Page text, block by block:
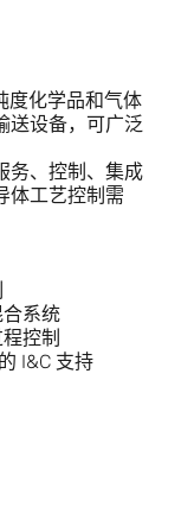
度化学品和气体
送设备，可广泛
务、控制、集成
体工艺控制需
系统
控制
I&C 支持